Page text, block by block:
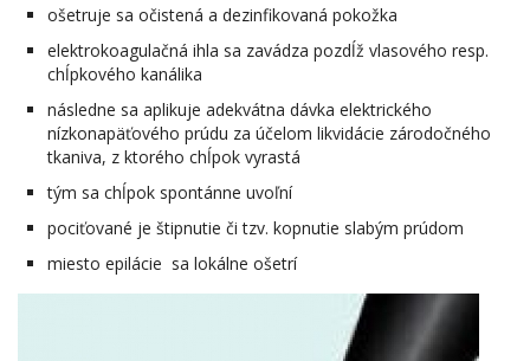
ošetruje sa očistená a dezinfikovaná pokožka
elektrokoagulačná ihla sa zavádza pozdĺž vlasového resp.
chĺpkového kanálika
následne sa aplikuje adekvátna dávka elektrického
nízkonapäťového prúdu za účelom likvidácie zárodočného
tkaniva, z ktorého chĺpok vyrastá
tým sa chĺpok spontánne uvoľní
pociťované je štipnutie či tzv. kopnutie slabým prúdom
miesto epilácie sa lokálne ošetrí